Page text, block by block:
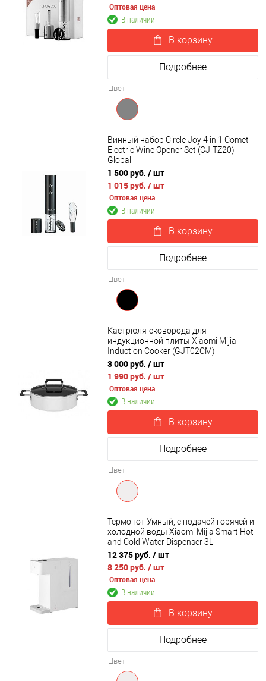
Оптовая цена
В наличии
В корзину
Подробнее
Цвет
Винный набор Circle Joy 4 in 1 Comet
Electric Wine Opener Set (CJ-TZ20)
Global
1 500 руб. / шт
1 015 руб. / шт
Оптовая цена
В наличии
В корзину
Подробнее
Цвет
Кастрюля-сковорода для
индукционной плиты Xiaomi Mijia
Induction Cooker (GJT02CM)
3 000 руб. / шт
1 990 руб. / шт
Оптовая цена
В наличии
В корзину
Подробнее
Цвет
Термопот Умный, с подачей горячей и
холодной воды Xiaomi Mijia Smart Hot
and Cold Water Dispenser 3L
(MJMY23YM)
12 375 руб. / шт
8 250 руб. / шт
Оптовая цена
В наличии
В корзину
Подробнее
Цвет